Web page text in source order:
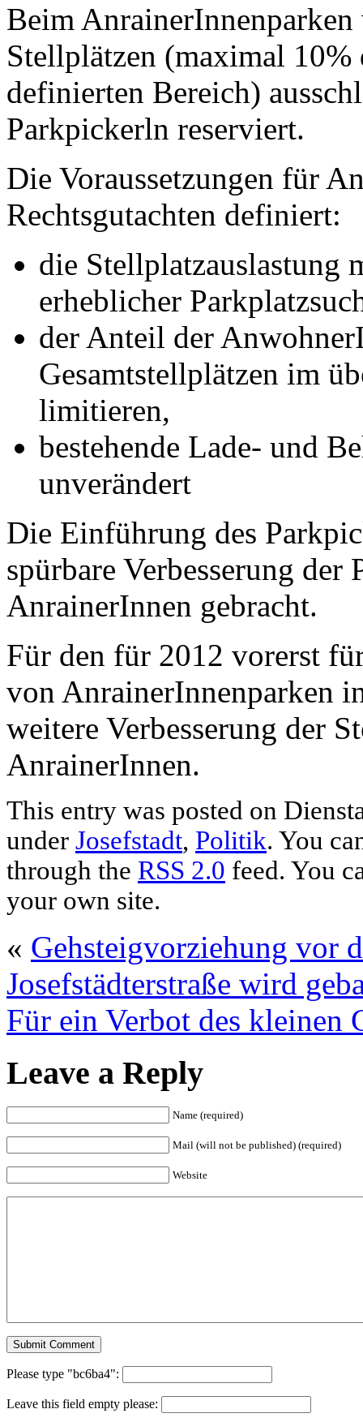
Beim
Stellplätzen (maximal
definierten Bereich)
Parkpickerln reserviert.
Die Voraussetzungen für
Rechtsgutachten definiert:
die Stellplatzauslastung
erheblicher
der Anteil der
Gesamtstellplätzen im
limitieren,
bestehende Lade- und
unverändert
Die Einführung des
spürbare Verbesserung
AnrainerInnen gebracht.
Für den für 2012 vorerst
von AnrainerInnenparken
weitere Verbesserung der
AnrainerInnen.
This entry was posted on
under Josefstadt, Politik. You
through the RSS 2.0 feed. You
your own site.
« Gehsteigvorziehung vor
Josefstädterstraße wird
Für ein Verbot des kleinen
Leave a Reply
Name (required)
Mail (will not be published) (required)
Website
Please type "bc6ba4":
Leave this field empty please: